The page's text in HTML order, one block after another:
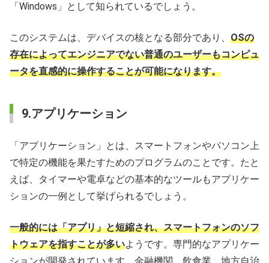
「Windows」として知られているでしょう。
このシステムは、デバイスの核となる部分であり、 OSの
存在によってエンジニアでない普通のユーザーもコンピュ
ータを直感的に操作することが可能になります。
9.アプリケーション
「アプリケーション」とは、スマートフォンやパソコン上
で特定の機能を果たすためのプログラムのことです。たと
えば、タイマーや電卓などの基本的なツールもアプリケー
ションの一例として挙げられるでしょう。
一般的には「アプリ」と短縮され、スマートフォンのソフ
トウェアを指すことが多いようです。専門的なアプリケー